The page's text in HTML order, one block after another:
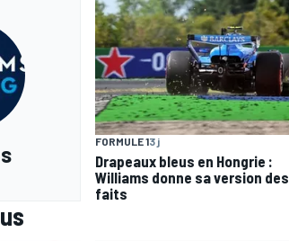
FORMULE 13 j
Drapeaux bleus en Hongrie :
Williams donne sa version des
faits